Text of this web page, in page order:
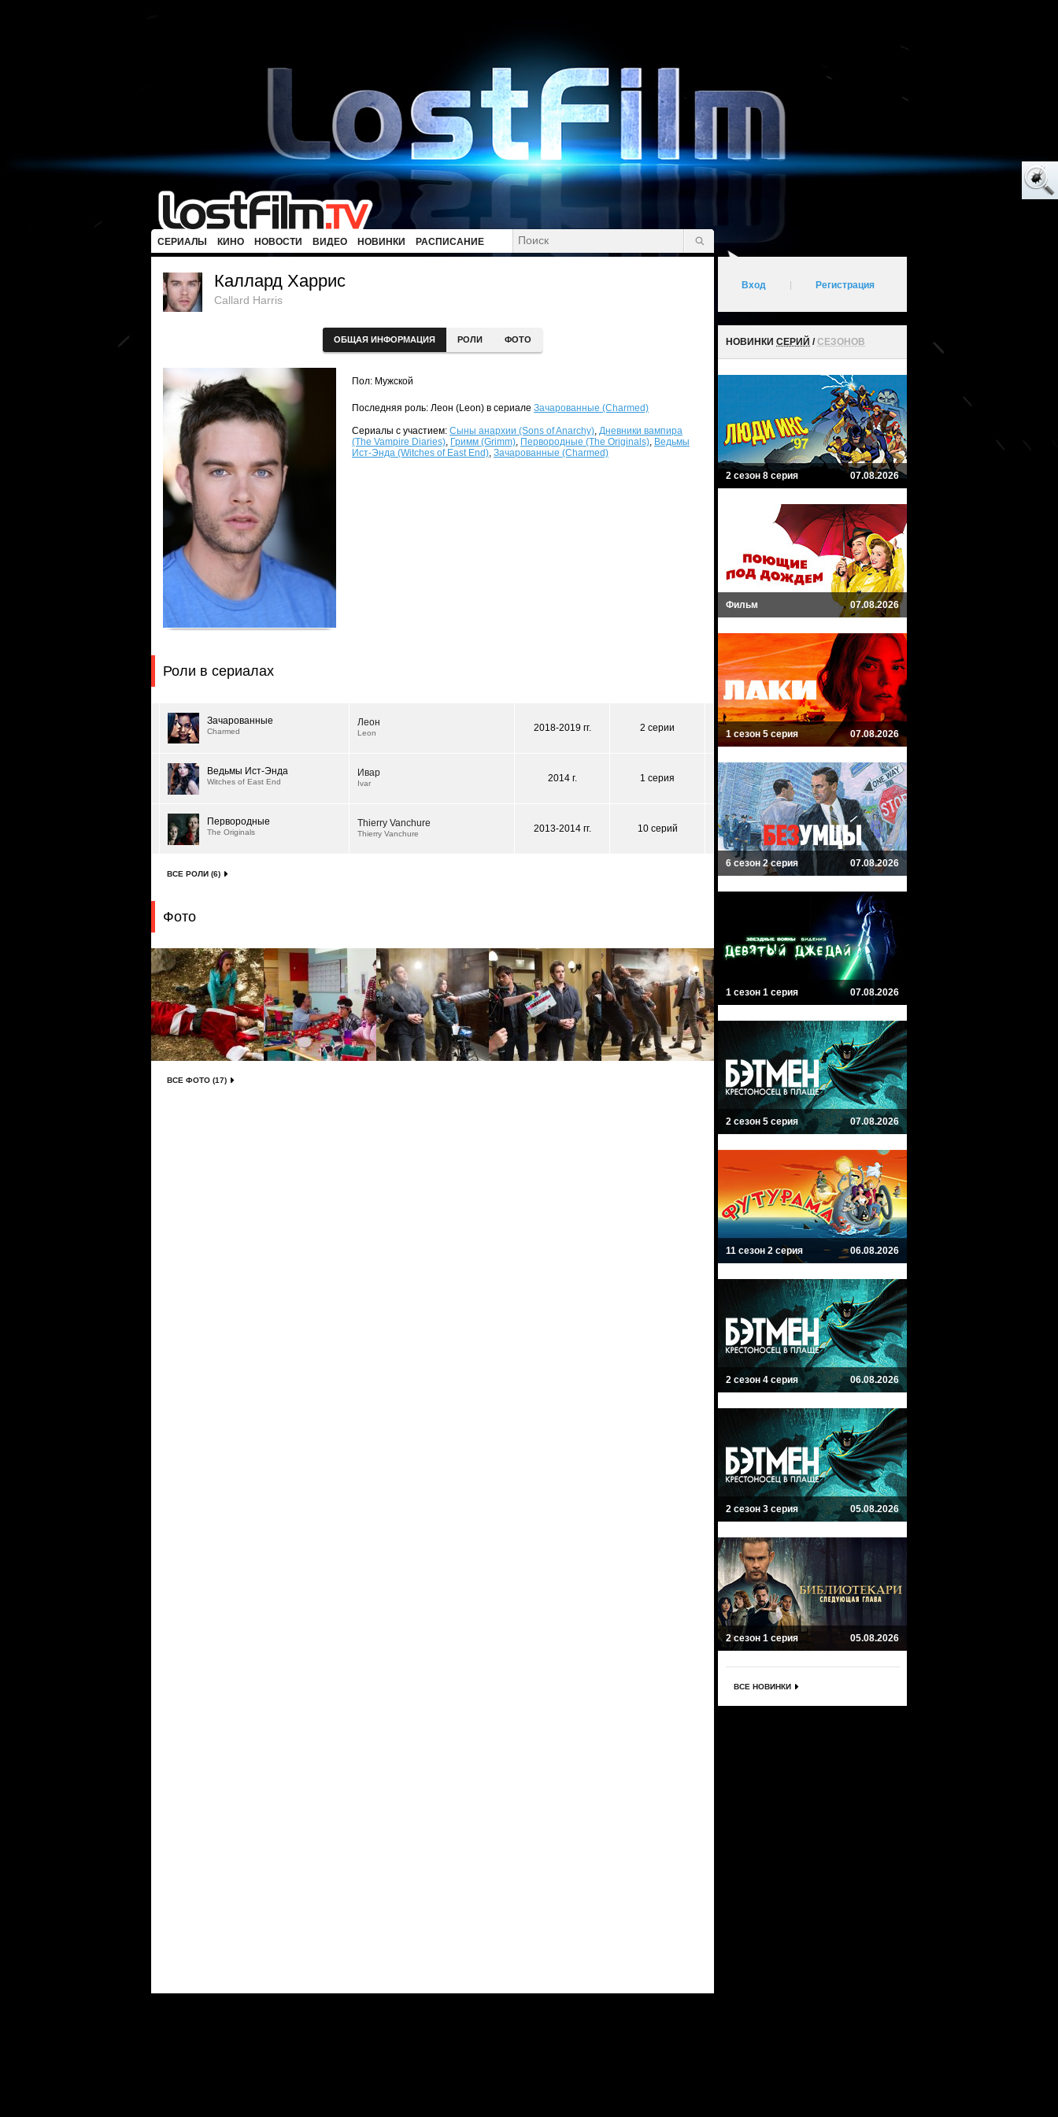
СЕРИАЛЫ КИНО НОВОСТИ ВИДЕО НОВИНКИ РАСПИСАНИЕ
Каллард Харрис
Callard Harris
ОБЩАЯ ИНФОРМАЦИЯ РОЛИ ФОТО
Пол: Мужской
Последняя роль: Леон (Leon) в сериале Зачарованные (Charmed)
Сериалы с участием: Сыны анархии (Sons of Anarchy), Дневники вампира
(The Vampire Diaries), Гримм (Grimm), Первородные (The Originals), Ведьмы
Ист-Энда (Witches of East End), Зачарованные (Charmed)
Роли в сериалах
Зачарованные
Charmed
Леон
Leon 2018-2019 гг. 2 серии
Ведьмы Ист-Энда
Witches of East End
Ивар
Ivar 2014 г. 1 серия
Первородные
The Originals
Thierry Vanchure
Thierry Vanchure 2013-2014 гг. 10 серий
ВСЕ РОЛИ (6)
Фото
ВСЕ ФОТО (17)
Вход Регистрация
НОВИНКИ СЕРИЙ /СЕЗОНОВ
2 сезон 8 серия 07.08.2026
Фильм 07.08.2026
1 сезон 5 серия 07.08.2026
6 сезон 2 серия 07.08.2026
1 сезон 1 серия 07.08.2026
2 сезон 5 серия 07.08.2026
11 сезон 2 серия 06.08.2026
2 сезон 4 серия 06.08.2026
2 сезон 3 серия 05.08.2026
2 сезон 1 серия 05.08.2026
ВСЕ НОВИНКИ